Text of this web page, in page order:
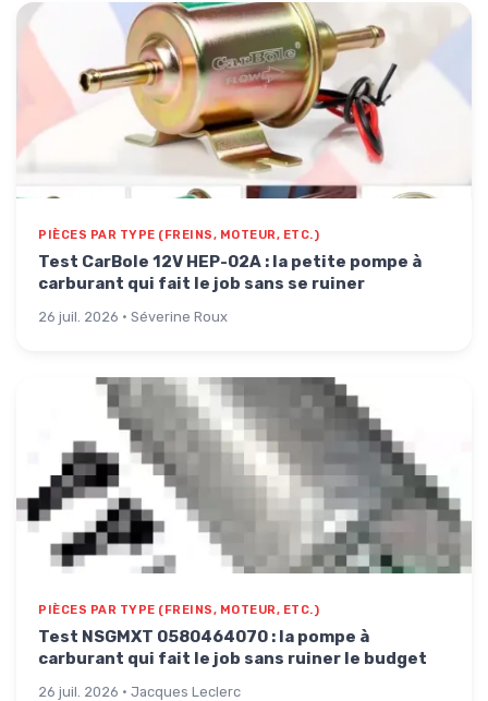
PIÈCES PAR TYPE (FREINS, MOTEUR, ETC.)
Test CarBole 12V HEP-02A : la petite pompe à
carburant qui fait le job sans se ruiner
26 juil. 2026 · Séverine Roux
PIÈCES PAR TYPE (FREINS, MOTEUR, ETC.)
Test NSGMXT 0580464070 : la pompe à
carburant qui fait le job sans ruiner le budget
26 juil. 2026 · Jacques Leclerc